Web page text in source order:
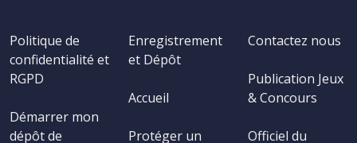
Politique de
confidentialité et
RGPD
Démarrer mon
dépôt de
Enregistrement
et Dépôt
Accueil
Protéger un
Contactez nous
Publication Jeux
& Concours
Officiel du